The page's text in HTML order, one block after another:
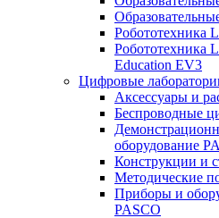
Робототехника
Education EV3
Цифровые
Аксессуары и
Беспроводные
оборудование
Конструкции и
Методические
Приборы и
PASCO